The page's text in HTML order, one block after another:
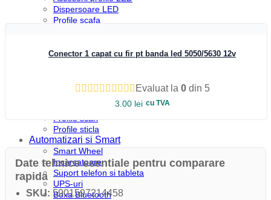
Dispersoare LED
Profile scafa
Profile colt
Profile pardoseala
Profile scari
Profile sticla
Automatizari si Smart
Smart Wheel
Incarcatoare
Suport telefon si tableta
UPS-uri
Boxa Bluetooth
Conector 1 capat cu fir pt banda led 5050/5630 12v
Evaluat la 0din 5
3.00 lei cu TVA
Date tehnice esentiale pentru comparare
rapida
SKU: 5901597214458